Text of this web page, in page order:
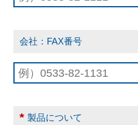
会社：FAX番号
* 製品について